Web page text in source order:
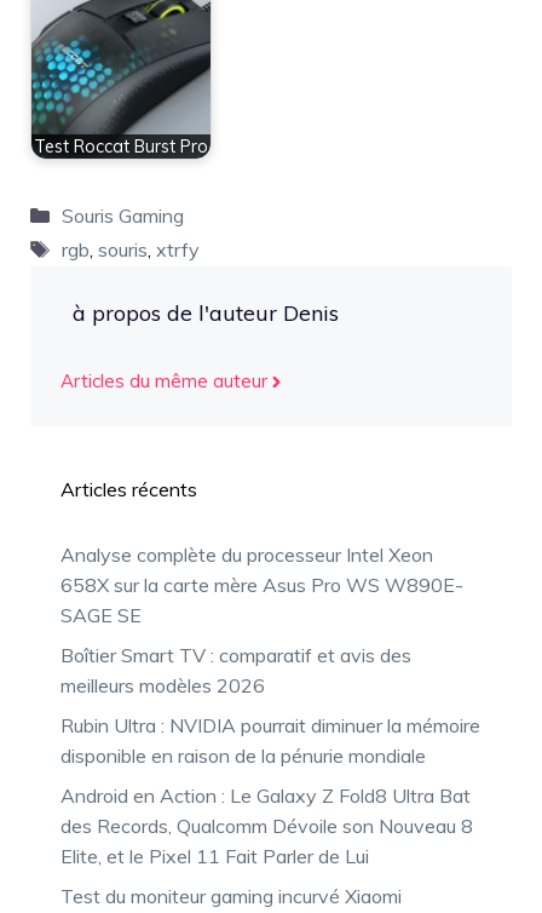
Test Roccat Burst Pro
Catégories
Souris Gaming
Étiquettes
rgb, souris, xtrfy
à propos de l'auteur Denis
Articles du même auteur
Articles récents
Analyse complète du processeur Intel Xeon
658X sur la carte mère Asus Pro WS W890E-
SAGE SE
Boîtier Smart TV : comparatif et avis des
meilleurs modèles 2026
Rubin Ultra : NVIDIA pourrait diminuer la mémoire
disponible en raison de la pénurie mondiale
Android en Action : Le Galaxy Z Fold8 Ultra Bat
des Records, Qualcomm Dévoile son Nouveau 8
Elite, et le Pixel 11 Fait Parler de Lui
Test du moniteur gaming incurvé Xiaomi